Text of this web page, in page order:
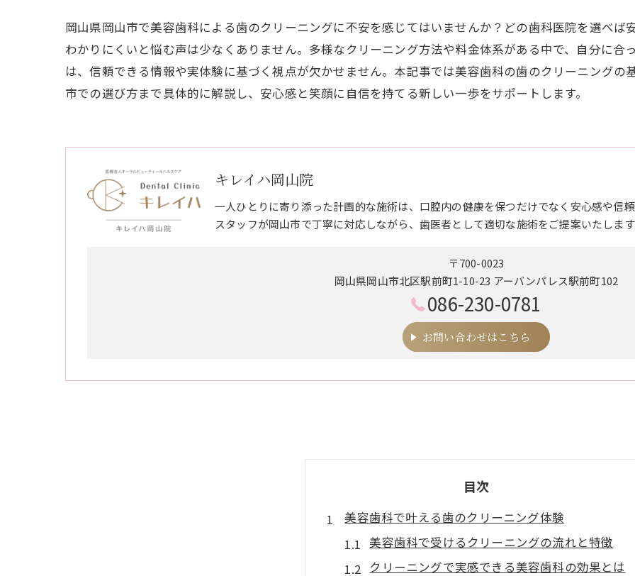
岡山県岡山市で美容歯科による歯のクリーニングに不安を感じてはいませんか？どの歯科医院を選べ
わかりにくいと悩む声は少なくありません。多様なクリーニング方法や料金体系がある中で、自分に合
は、信頼できる情報や実体験に基づく視点が欠かせません。本記事では美容歯科の歯のクリーニング
市での選び方まで具体的に解説し、安心感と笑顔に自信を持てる新しい一歩をサポートします。
キレイハ岡山院
一人ひとりに寄り添った計画的な施術は、口腔内の健康を保つだけでなく安心感や信
スタッフが岡山市で丁寧に対応しながら、歯医者として適切な施術をご提案いたしま
〒700-0023
岡山県岡山市北区駅前町1-10-23 アーバンパレス駅前町102
086-230-0781
お問い合わせはこちら
目次
美容歯科で叶える歯のクリーニング体験
美容歯科で受けるクリーニングの流れと特徴
クリーニングで実感できる美容歯科の効果とは